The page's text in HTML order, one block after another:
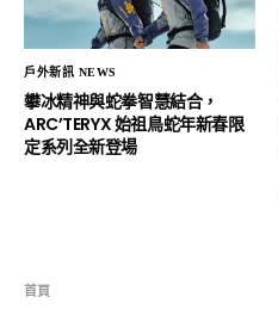
戶外新訊 NEWS
攀冰精神與蛇拳智慧結合，
ARC’TERYX 始祖鳥蛇年新春限
定系列全新登場
首頁